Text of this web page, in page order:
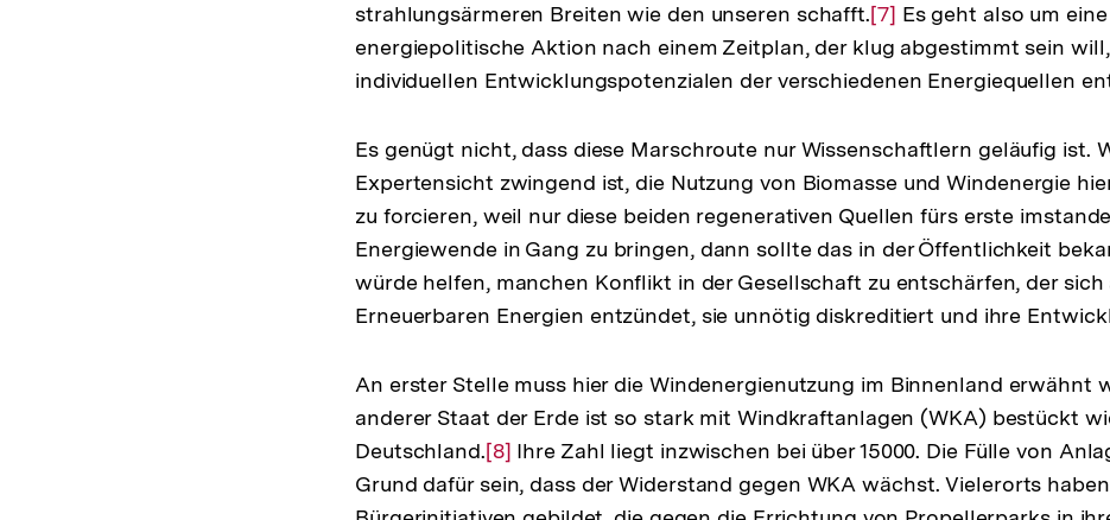
strahlungsärmeren Breiten wie den unseren schafft.Zur
Auflösung
der
[7] Es geht also um
energiepolitische Aktion nach einem Zeitplan, der klug abgestimmt sein
individuellen Entwicklungspotenzialen der verschiedenen Energiequellen
Es genügt nicht, dass diese Marschroute nur Wissenschaftlern geläufig ist.
Expertensicht zwingend ist, die Nutzung von Biomasse und Windenergie
zu forcieren, weil nur diese beiden regenerativen Quellen fürs erste
Energiewende in Gang zu bringen, dann sollte das in der Öffentlichkeit
würde helfen, manchen Konflikt in der Gesellschaft zu entschärfen, der sich
Erneuerbaren Energien entzündet, sie unnötig diskreditiert und ihre
An erster Stelle muss hier die Windenergienutzung im Binnenland erwähnt
anderer Staat der Erde ist so stark mit Windkraftanlagen (WKA) bestückt
Deutschland.Zur
Auflösung
[8] Ihre Zahl liegt inzwischen bei über 15000. Die Fülle von
Grund dafür sein, dass der Widerstand gegen WKA wächst. Vielerorts